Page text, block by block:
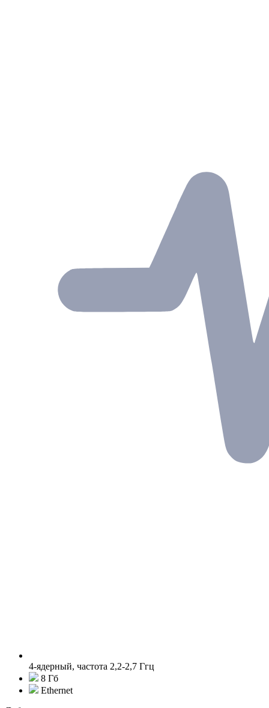
4-ядерный, частота 2,2-2,7 Ггц
8 Гб
Ethernet